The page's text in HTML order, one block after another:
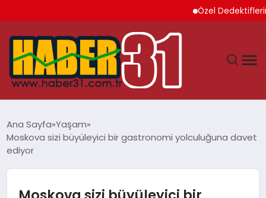
Özel Dedektiflerin
HATAY
Ana Sayfa Yaşam
Moskova sizi büyüleyici bir gastronomi yolculuğuna davet
ediyor